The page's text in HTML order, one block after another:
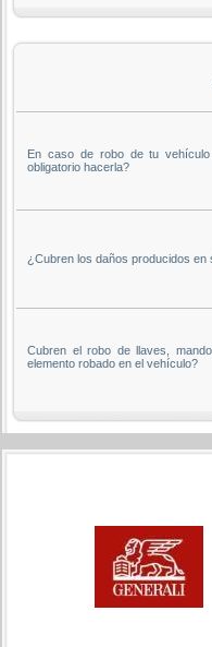
En caso de robo de tu
obligatorio hacerla?
¿Cubren los daños producidos en
Cubren el robo de llaves,
elemento robado en el vehículo?